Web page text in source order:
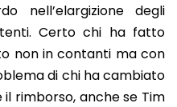
nell’elargizione degli
Certo chi ha fatto
non in contanti ma con
di chi ha cambiato
rimborso, anche se Tim